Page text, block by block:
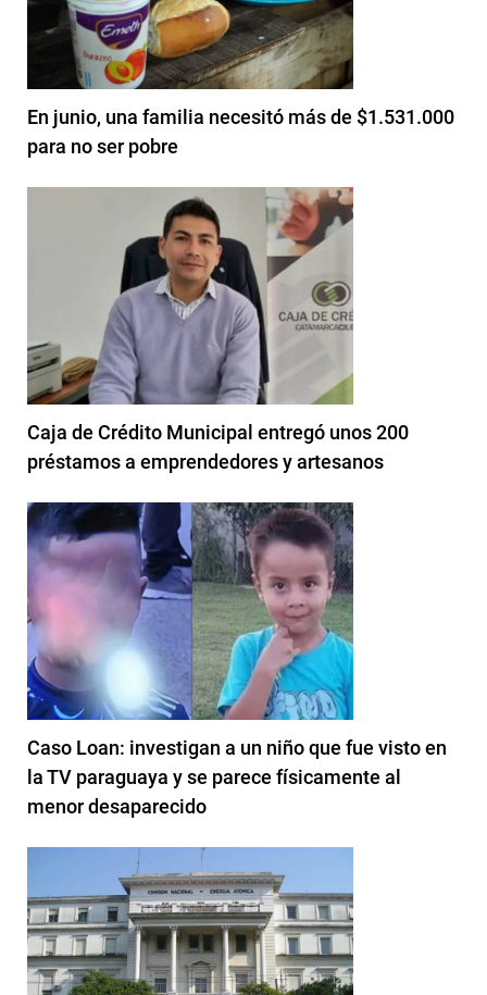
En junio, una familia necesitó más de $1.531.000
para no ser pobre
Caja de Crédito Municipal entregó unos 200
préstamos a emprendedores y artesanos
Caso Loan: investigan a un niño que fue visto en
la TV paraguaya y se parece físicamente al
menor desaparecido